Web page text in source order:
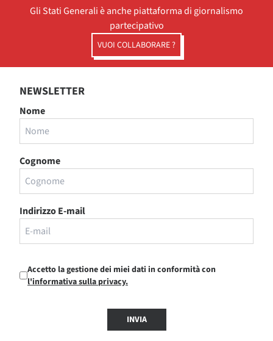
Gli Stati Generali è anche piattaforma di giornalismo
partecipativo
VUOI COLLABORARE ?
NEWSLETTER
Nome
Cognome
Indirizzo E-mail
Accetto la gestione dei miei dati in conformità con
l'informativa sulla privacy.
INVIA